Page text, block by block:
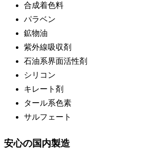
合成着色料
パラベン
鉱物油
紫外線吸収剤
石油系界面活性剤
シリコン
キレート剤
タール系色素
サルフェート
安心の国内製造